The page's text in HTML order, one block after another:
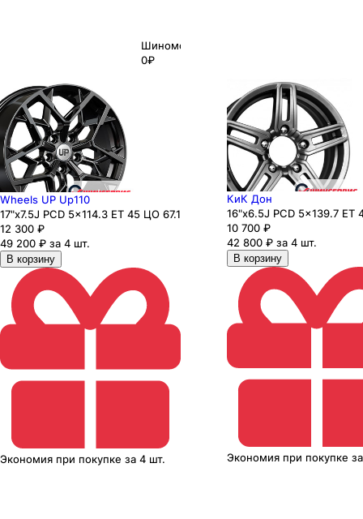
Шиномонтаж
0₽
Wheels UP Up110
17"x7.5J PCD 5x114.3 ЕТ 45 ЦО 67.1
12 300 ₽
49 200 ₽ за 4 шт.
В корзину
Экономия при покупке за 4 шт.
КиК Дон
16"x6.5J PCD 5x139.7 ЕТ
10 700 ₽
42 800 ₽ за 4 шт.
В корзину
Экономия при покупке